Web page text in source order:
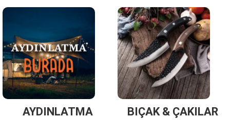
Keşfet
AYDINLATMA BIÇAK & ÇAKILAR